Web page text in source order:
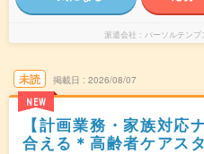
派遣会社 パーソルテン
未読
NEW
掲載日 2026/08/07
【計画業務・家族対応
合える＊高齢者ケアス